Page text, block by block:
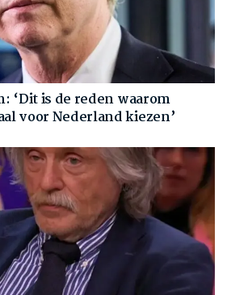
‘Dit is de reden waarom
voor Nederland kiezen’